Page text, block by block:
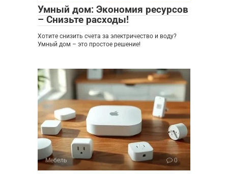
Умный дом: Экономия ресурсов
– Снизьте расходы!
Хотите снизить счета за электричество и воду?
Умный дом – это простое решение!
Мебель 0